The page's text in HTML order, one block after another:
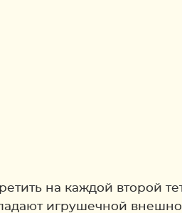
на каждой второй
игрушечной